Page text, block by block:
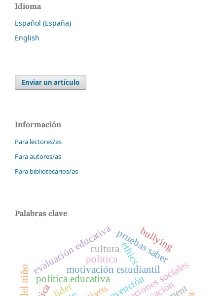
Idioma
Español (España)
English
Enviar un artículo
Información
Para lectores/as
Para autores/as
Para bibliotecarios/as
Palabras clave
líder
política educativa
motivación estudiantil
evaluación educativa
política ethics
pruebas saber
bullying
cultura